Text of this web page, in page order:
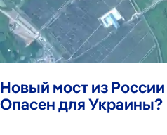
Новый мост из
Опасен для Украины?